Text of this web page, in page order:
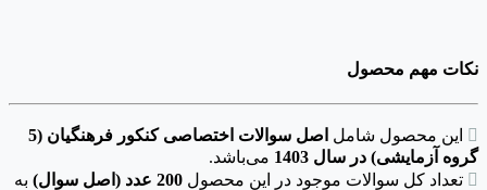
نکات مهم محصول
 این محصول شامل
اصل سوالات اختصاصی کنکور فرهنگیان (5
گروه آزمایشی) در سال‌ 1403
می‌باشد.
 تعداد کل سوالات موجود در این محصول 200 عدد (اصل سوال)
به